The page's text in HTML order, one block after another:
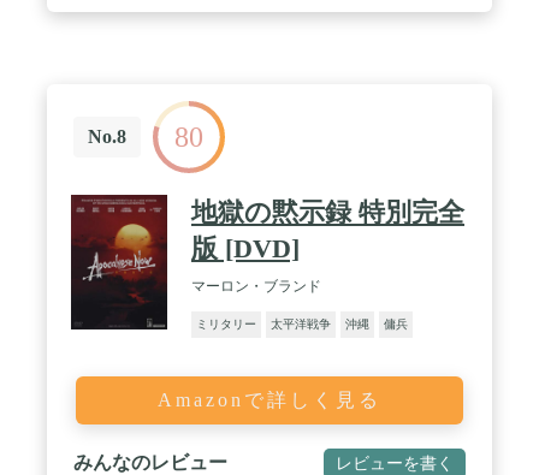
No.8 80
地獄の黙示録 特別完全
版 [DVD]
マーロン・ブランド
ミリタリー 太平洋戦争 沖縄 傭兵
Amazonで詳しく見る
みんなのレビュー レビューを書く